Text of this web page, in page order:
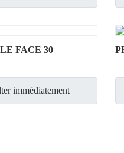
FACE 30
immédiatement